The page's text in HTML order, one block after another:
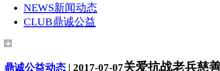
NEWS新闻动态
CLUB鼎诚公益
鼎诚公益动态 | 2017-07-07关爱抗战老兵慈